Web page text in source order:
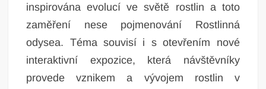
inspirována evolucí ve světě rostlin a toto
zaměření nese pojmenování Rostlinná
odysea. Téma souvisí i s otevřením nové
interaktivní expozice, která návštěvníky
provede vznikem a vývojem rostlin v